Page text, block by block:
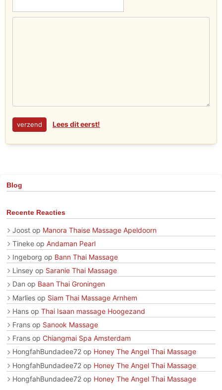
Lees dit eerst!
Blog
Recente Reacties
Joost op Manora Thaise Massage Apeldoorn
Tineke op Andaman Pearl
Ingeborg op Bann Thai Massage
Linsey op Saranie Thai Massage
Dan op Baan Thai Groningen
Marlies op Siam Thai Massage Arnhem
Hans op Thai Isaan massage Hoogezand
Frans op Sanook Massage
Frans op Chiangmai Spa Amsterdam
HongfahBundadee72 op Honey The Angel Thai Massage
HongfahBundadee72 op Honey The Angel Thai Massage
HongfahBundadee72 op Honey The Angel Thai Massage